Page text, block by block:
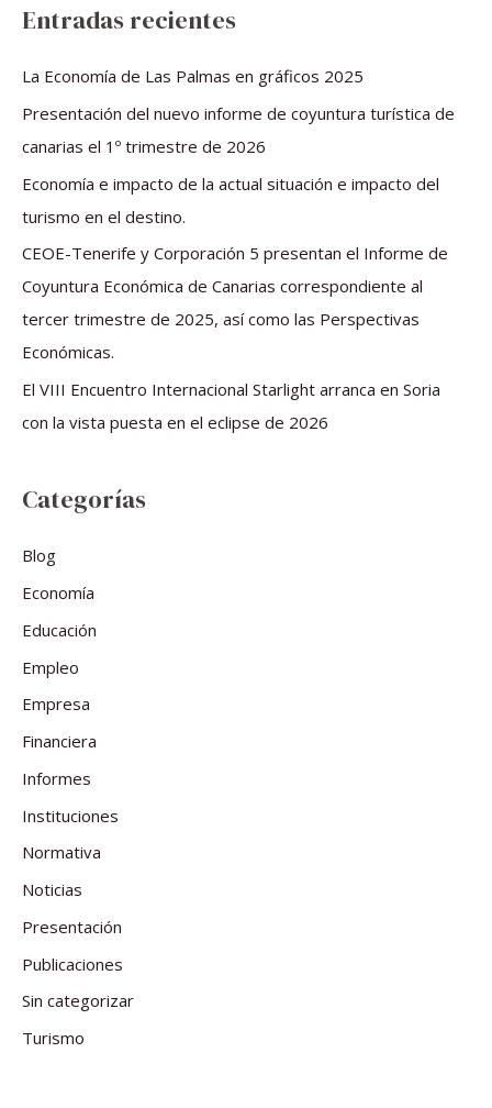
a
Entradas recientes
La Economía de Las Palmas en gráficos 2025
Presentación del nuevo informe de coyuntura turística de
canarias el 1º trimestre de 2026
Economía e impacto de la actual situación e impacto del
turismo en el destino.
CEOE-Tenerife y Corporación 5 presentan el Informe de
Coyuntura Económica de Canarias correspondiente al
tercer trimestre de 2025, así como las Perspectivas
Económicas.
El VIII Encuentro Internacional Starlight arranca en Soria
con la vista puesta en el eclipse de 2026
Categorías
Blog
Economía
Educación
Empleo
Empresa
Financiera
Informes
Instituciones
Normativa
Noticias
Presentación
Publicaciones
Sin categorizar
Turismo